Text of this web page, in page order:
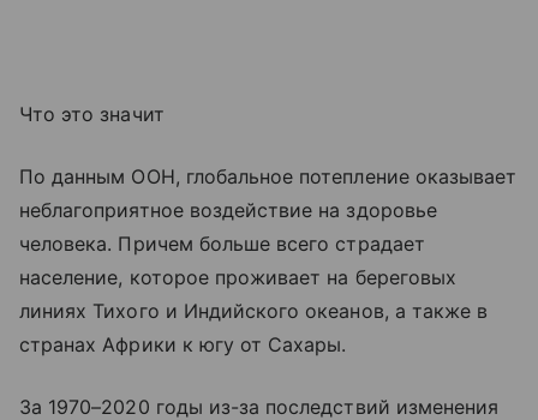
Что это значит
По данным ООН, глобальное потепление оказывает
неблагоприятное воздействие на здоровье
человека. Причем больше всего страдает
население, которое проживает на береговых
линиях Тихого и Индийского океанов, а также в
странах Африки к югу от Сахары.
За 1970–2020 годы из-за последствий изменения